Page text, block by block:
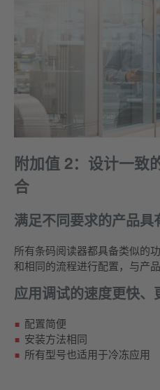
附加值 2：设计一致
合
满足不同要求的产品具
所有条码阅读器都具备类似的
和相同的流程进行配置，与产品
应用调试的速度更快、
配置简便
安装方法相同
所有型号也适用于冷冻应用